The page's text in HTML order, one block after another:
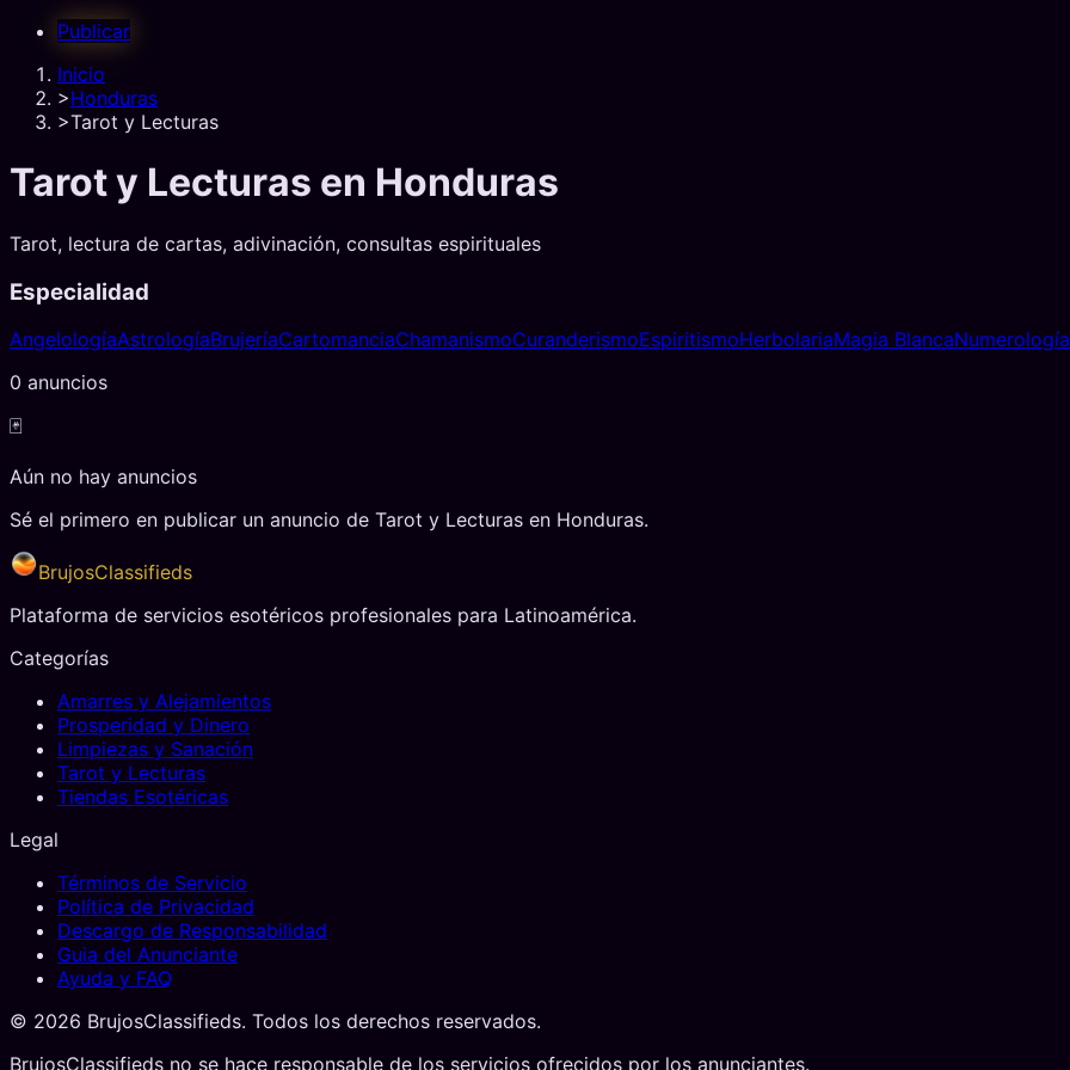
Publicar
Inicio
>Honduras
>Tarot y Lecturas
Tarot y Lecturas en Honduras
Tarot, lectura de cartas, adivinación, consultas espirituales
Especialidad
AngelologíaAstrologíaBrujeríaCartomanciaChamanismoCuranderismoEspiritismoHerbolariaMagia BlancaNumerología
0 anuncios
🃏
Aún no hay anuncios
Sé el primero en publicar un anuncio de Tarot y Lecturas en Honduras.
BrujosClassifieds
Plataforma de servicios esotéricos profesionales para Latinoamérica.
Categorías
Amarres y Alejamientos
Prosperidad y Dinero
Limpiezas y Sanación
Tarot y Lecturas
Tiendas Esotéricas
Legal
Términos de Servicio
Política de Privacidad
Descargo de Responsabilidad
Guia del Anunciante
Ayuda y FAQ
© 2026 BrujosClassifieds. Todos los derechos reservados.
BrujosClassifieds no se hace responsable de los servicios ofrecidos por los anunciantes.